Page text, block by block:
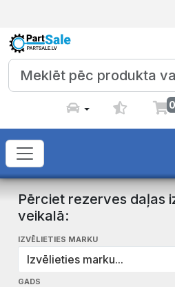
0
Pērciet rezerves daļas
veikalā:
IZVĒLIETIES MARKU
Izvēlieties marku...
GADS